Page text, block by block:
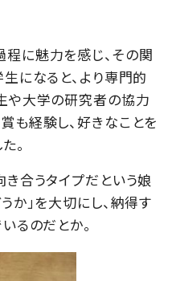
に魅力を感じ、その関
になると、より専門的
や大学の研究者の協力
も経験し、好きなことを
。
き合うタイプだという娘
か」を大切にし、納得す
るのだとか。